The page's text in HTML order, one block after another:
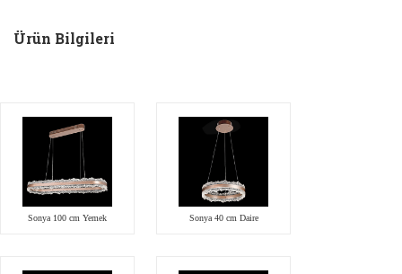
Ürün Bilgileri
Sonya 100 cm Yemek Sonya 40 cm Daire